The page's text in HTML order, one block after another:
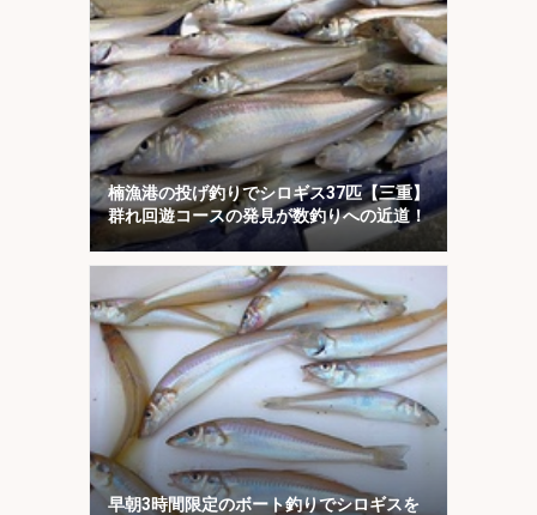
楠漁港の投げ釣りでシロギス37匹【三重】
群れ回遊コースの発見が数釣りへの近道！
早朝3時間限定のボート釣りでシロギスを